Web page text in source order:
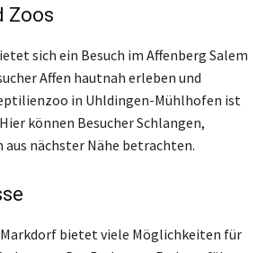
Zoos
sich ein Besuch im Affenberg Salem
Affen hautnah erleben und
in Uhldingen-Mühlhofen ist
können Besucher Schlangen,
aus nächster Nähe betrachten.
Markdorf bietet viele Möglichkeiten für